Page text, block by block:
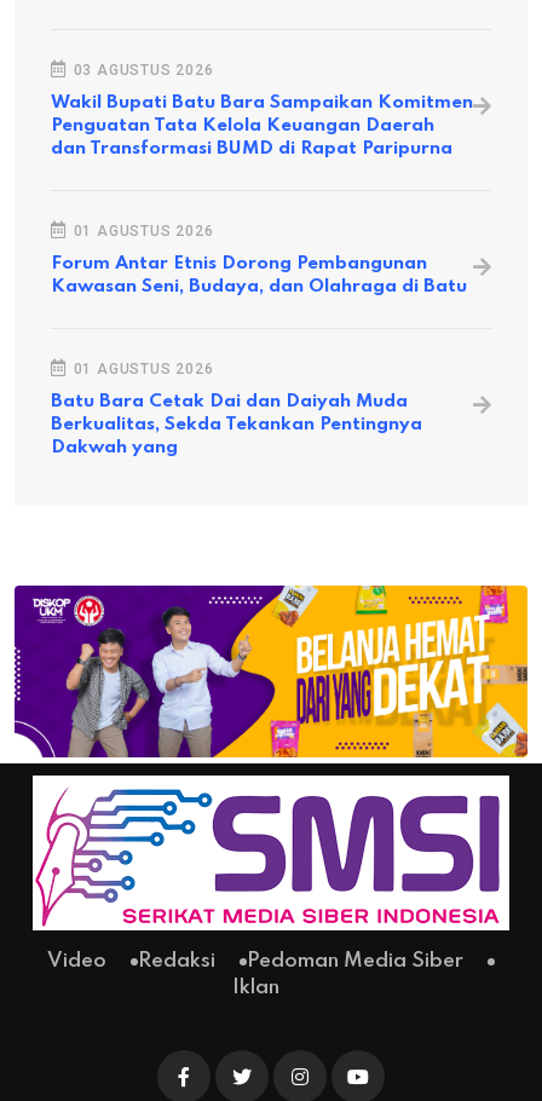
03 AGUSTUS 2026
Wakil Bupati Batu Bara Sampaikan Komitmen
Penguatan Tata Kelola Keuangan Daerah
dan Transformasi BUMD di Rapat Paripurna
01 AGUSTUS 2026
Forum Antar Etnis Dorong Pembangunan
Kawasan Seni, Budaya, dan Olahraga di Batu
01 AGUSTUS 2026
Batu Bara Cetak Dai dan Daiyah Muda
Berkualitas, Sekda Tekankan Pentingnya
Dakwah yang
Video Redaksi
Pedoman Media Siber
Iklan